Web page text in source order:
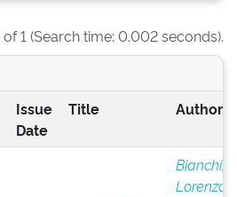
of 1 (Search time: 0.002 seconds).
Issue
Date
Title
Bianchi,
Lorenzo